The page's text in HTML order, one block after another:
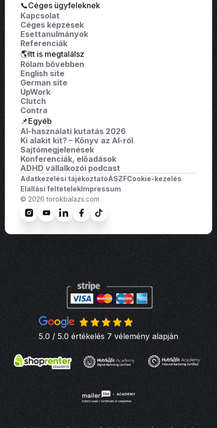
📞Céges ügyfeleknek
Kapcsolat
Céges képzések
Esettanulmányok
Referenciák
🌎Itt is megtalálsz
Rólam bővebben
English site
German site
UpWork
Clutch
Contra
📌Egyéb
AI-használati kutatás 2026
Ki alakit kit? – Könyv az AI-ról
Sajtómegjelenések
Konferenciák, előadások
ADHD vállalkozói podcast
Adatkezelési tájékoztatóÁSZFCookie-kezelés
Elállási feltételekImpressum
© 2026 torokbalazs.com
5.0 / 5.0 értékelés 7 vélemény alapján